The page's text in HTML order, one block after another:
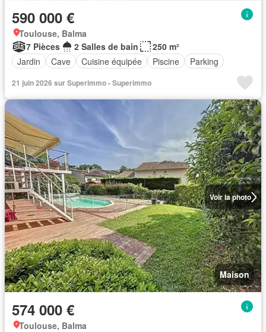
590 000 €
Toulouse, Balma
7 Pièces
2 Salles de bain
250 m²
Jardin
Cave Cuisine équipée Piscine Parking
21 juin 2026 sur Superimmo - Superimmo
Voir la photo
Maison
574 000 €
Toulouse, Balma